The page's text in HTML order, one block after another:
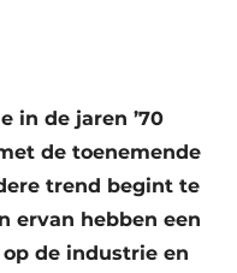
– 20 jaar Profiel
in de jaren ’70
de toenemende
trend begint te
ervan hebben een
de industrie en